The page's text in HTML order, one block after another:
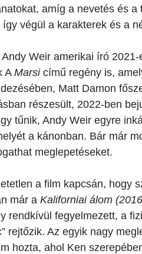
amíg a nevetés és
végül a karakterek és a
Weir amerikai író
AMarsicímű regény is,
Matt Damon
részesült, 2022-ben
tűnik, Andy Weir egyre
a kánonban. Bár már
meglepetéseket.
a film kapcsán, hogy
már a Kaliforniai álom
rendkívül fegyelmezett, a
rejtőzik. Az egyik nagy
hozta, ahol Ken